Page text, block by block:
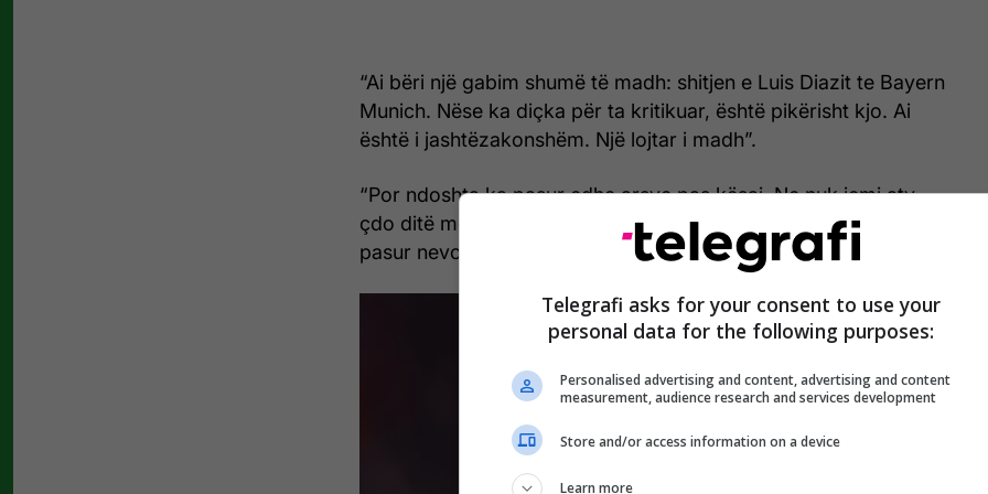
“Ai bëri një gabim shumë të madh: shitjen e Luis Diazit te Bayern
Munich. Nëse ka diçka për ta kritikuar, është pikërisht kjo. Ai
është i jashtëzakonshëm. Një lojtar i madh”.
“Por ndoshta ka pasur edhe arsye pas kësaj. Ne nuk jemi aty
çdo ditë me ekipin apo departamentin financiar. Ndoshta kanë
pasur nevojë ta shesin”.
Telegrafi asks for your consent to use your
personal data for the following purposes:
Personalised advertising and content, advertising and content
measurement, audience research and services development
Store and/or access information on a device
Learn more